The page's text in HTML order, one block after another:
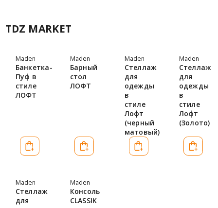
TDZ MARKET
Maden
Банкетка-
Пуф в
стиле
ЛОФТ
Maden
Барный
стол
ЛОФТ
Maden
Стеллаж
для
одежды
в
стиле
Лофт
(черный
матовый)
Maden
Стеллаж
для
одежды
в
стиле
Лофт
(Золото)
Maden
Стеллаж
для
Maden
Консоль
CLASSIK